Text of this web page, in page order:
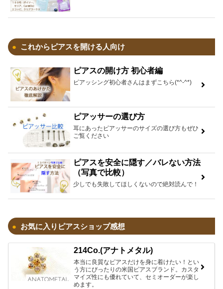
これからピアスを開ける人向け
ピアスの開け方 初心者編
ピアッシング初心者さんはまずこちら(*^-^*)
ピアッサーの選び方
耳にあったピアッサーのサイズの選び方もぜひ
ご覧ください
ピアスを安全に隠す／バレない方法
（写真で比較）
少しでも失敗してほしくないので絶対読んで！
お気に入りピアスショップ感想
214Co.(アナトメタル)
本当に良質なピアスだけを身に着けたい！とい
う方にぴったりの米国ピアスブランド。カスタ
マイズ性にも優れていて、セミオーダーが楽し
めます。